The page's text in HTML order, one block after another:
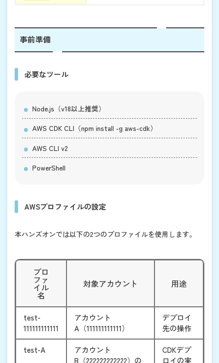
事前準備
必要なツール
Node.js（v18以上推奨）
AWS CDK CLI（npm install -g aws-cdk）
AWS CLI v2
PowerShell
AWSプロファイルの設定
本ハンズオンでは以下の2つのプロファイルを使用します。
プロ
ファ
イル
名
対象アカウント 用途
test-
111111111111
アカウント
A（111111111111）
デプロイ
先の操作
test-A
アカウント
B（222222222222）の
CDKデプ
ロイの実